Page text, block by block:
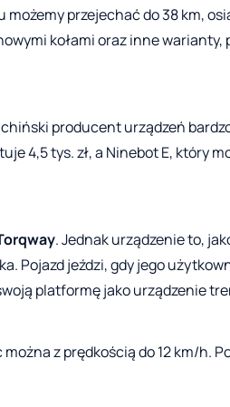
przejechać do 38 km,
kołami oraz inne
producent urządzeń
4,5 tys. zł, a Ninebot E, który
. Jednak urządzenie to,
Pojazd jeździ, gdy jego
platformę jako urządzenie
z prędkością do 12 km/h.